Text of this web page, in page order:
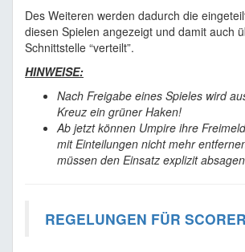
Des Weiteren werden dadurch die
diesen Spielen angezeigt und damit auch
Schnittstelle “verteilt”.
HINWEISE:
Nach Freigabe eines Spieles wird
Kreuz ein grüner Haken!
Ab jetzt können Umpire ihre
mit Einteilungen nicht mehr
müssen den Einsatz explizit
REGELUNGEN FÜR SCORER